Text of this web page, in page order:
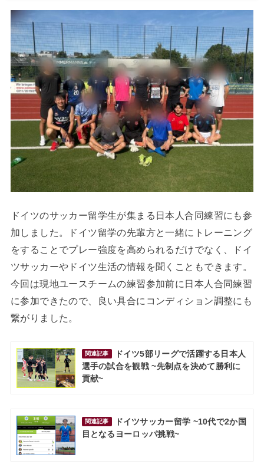
ドイツのサッカー留学生が集まる日本人合同練習にも参
加しました。ドイツ留学の先輩方と一緒にトレーニング
をすることでプレー強度を高められるだけでなく、ドイ
ツサッカーやドイツ生活の情報を聞くこともできます。
今回は現地ユースチームの練習参加前に日本人合同練習
に参加できたので、良い具合にコンディション調整にも
繋がりました。
関連記事
ドイツ5部リーグで活躍する日本人
選手の試合を観戦 ~先制点を決めて勝利に
貢献~
関連記事
ドイツサッカー留学 ~10代で2か国
目となるヨーロッパ挑戦~